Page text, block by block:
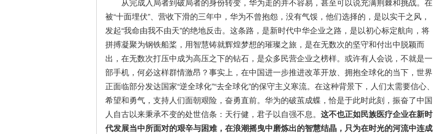
被“十面埋伏”、营收下滑的三年中，华为不曾抱怨，没有气馁，他们选择的，是以实干之风，
发起“我命由我不由天”的绝地反击。这条路，是新时代中华企业之路，是以初心标定航向，将
拼搏凝聚为钢铁船桨，用智慧铸就辉煌梦想的璀璨之旅，是在无数次的坚守和付出中脱颖而
出，在无数次打压中成为高压之下的钻石，是众多民营企业之榜样。或许有人会说，不就是一
部手机，何必这样群情激昂？事实上，在中国进一步推进改革开放、拥抱全球化的当下，世界
正面临部分发达国家“逆全球化”“去全球化”的保守主义寒流。在这种背景下，人们太需要信心、
希望和勇气，支持人们面朝艰险，奋勇直前。华为的破茧成蝶，恰是于此时此刻，振奋了中国
人自古以来秉承不变的处世信条：天行健，君子以自强不息。 这不也正如民族医疗企业在新时
代发展当中所面对的艰辛与困难，在浪潮摇曳中磨炼出的智慧结晶， 只为在时光的河流中连成